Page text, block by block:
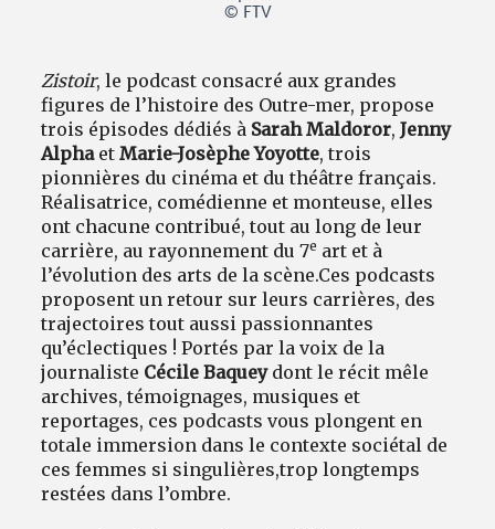
© FTV
Zistoir, le podcast consacré aux grandes
figures de l’histoire des Outre-mer, propose
trois épisodes dédiés à Sarah Maldoror, Jenny
Alpha et Marie-Josèphe Yoyotte, trois
pionnières du cinéma et du théâtre français.
Réalisatrice, comédienne et monteuse, elles
ont chacune contribué, tout au long de leur
carrière, au rayonnement du 7e art et à
l’évolution des arts de la scène.Ces podcasts
proposent un retour sur leurs carrières, des
trajectoires tout aussi passionnantes
qu’éclectiques !Portés par la voix de la
journaliste Cécile Baqueydont le récit mêle
archives, témoignages, musiques et
reportages, ces podcasts vous plongent en
totale immersion dans le contexte sociétal de
ces femmes si singulières,troplongtemps
restées dans l’ombre.